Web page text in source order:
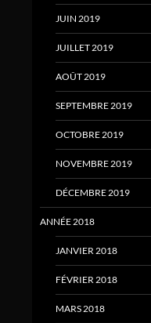
JUIN 2019
JUILLET 2019
AOÛT 2019
SEPTEMBRE 2019
OCTOBRE 2019
NOVEMBRE 2019
DÉCEMBRE 2019
ANNÉE 2018
JANVIER 2018
FÉVRIER 2018
MARS 2018